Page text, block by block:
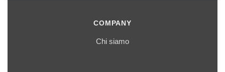
COMPANY
Chi siamo